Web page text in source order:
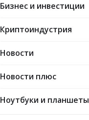
Бизнес и инвестиции
Криптоиндустрия
Новости
Новости плюс
Ноутбуки и планшеты